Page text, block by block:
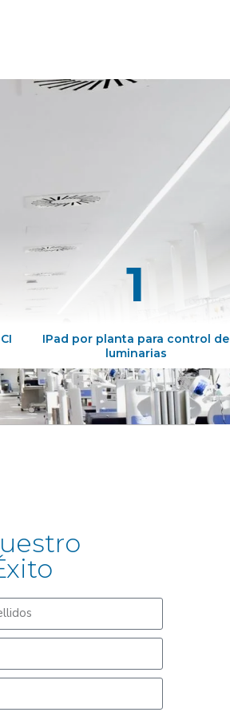
1
IPad por planta para control de
luminarias